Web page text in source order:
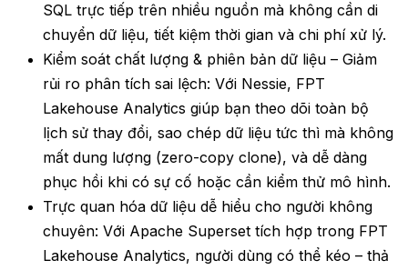
SQL trực tiếp trên nhiều nguồn mà không cần di
chuyển dữ liệu, tiết kiệm thời gian và chi phí xử lý.
Kiểm soát chất lượng & phiên bản dữ liệu – Giảm
rủi ro phân tích sai lệch: Với Nessie, FPT
Lakehouse Analytics giúp bạn theo dõi toàn bộ
lịch sử thay đổi, sao chép dữ liệu tức thì mà không
mất dung lượng (zero-copy clone), và dễ dàng
phục hồi khi có sự cố hoặc cần kiểm thử mô hình.
Trực quan hóa dữ liệu dễ hiểu cho người không
chuyên: Với Apache Superset tích hợp trong FPT
Lakehouse Analytics, người dùng có thể kéo – thả